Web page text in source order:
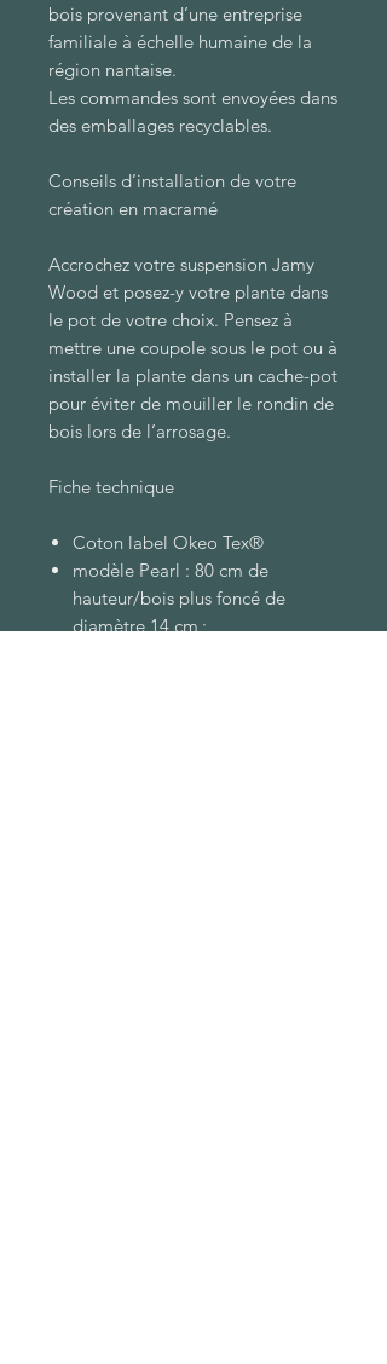
bois provenant d’une entreprise
familiale à échelle humaine de la
région nantaise.
Les commandes sont envoyées dans
des emballages recyclables.
Conseils d’installation de votre
création en macramé
Accrochez votre suspension Jamy
Wood et posez-y votre plante dans
le pot de votre choix. Pensez à
mettre une coupole sous le pot ou à
installer la plante dans un cache-pot
pour éviter de mouiller le rondin de
bois lors de l’arrosage.
Fiche technique
Coton label Okeo Tex®
modèle Pearl : 80 cm de
hauteur/bois plus foncé de
diamètre 14 cm ;